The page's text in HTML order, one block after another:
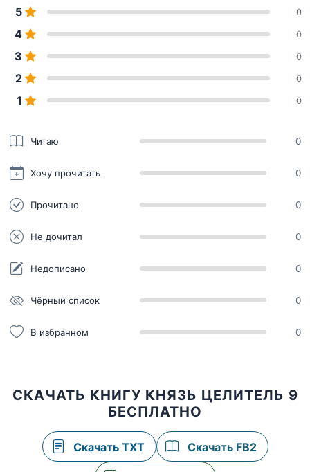
5 0
4 0
3 0
2 0
1 0
Читаю 0
Хочу прочитать 0
Прочитано 0
Не дочитал 0
Недописано 0
Чёрный список 0
В избранном 0
СКАЧАТЬ КНИГУ КНЯЗЬ ЦЕЛИТЕЛЬ 9
БЕСПЛАТНО
Скачать TXT Скачать FB2